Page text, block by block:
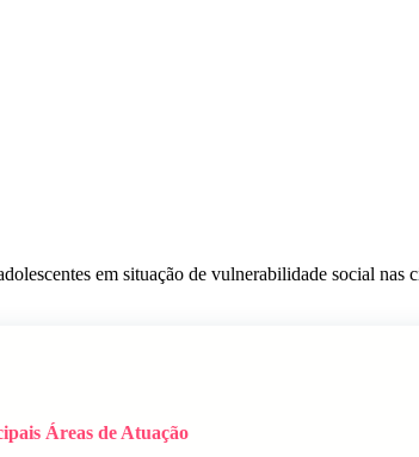
em situação de vulnerabilidade social
Áreas de Atuação